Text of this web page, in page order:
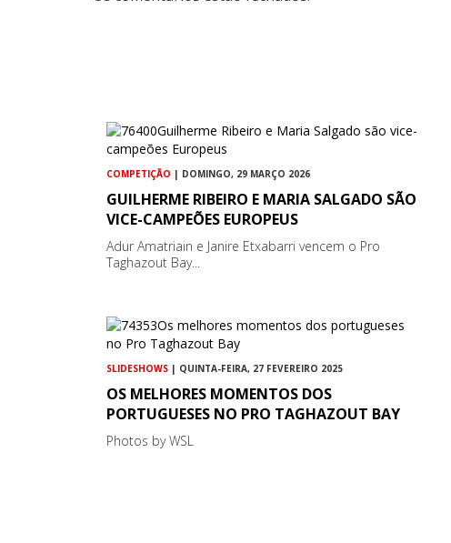
COMPETIÇÃO | DOMINGO, 29 MARÇO 2026
GUILHERME RIBEIRO E MARIA SALGADO SÃO
VICE-CAMPEÕES EUROPEUS
Adur Amatriain e Janire Etxabarri vencem o Pro
Taghazout Bay...
SLIDESHOWS | QUINTA-FEIRA, 27 FEVEREIRO 2025
OS MELHORES MOMENTOS DOS
PORTUGUESES NO PRO TAGHAZOUT BAY
Photos by WSL